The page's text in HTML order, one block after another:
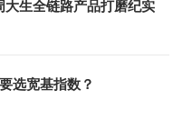
生全链路产品打磨纪实
选宽基指数？